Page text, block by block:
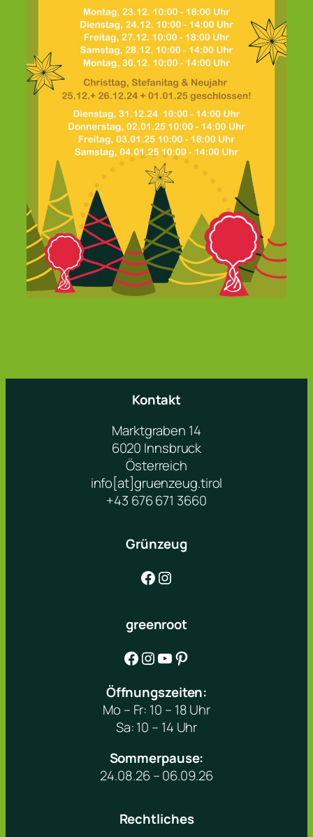
Kontakt
Marktgraben 14
6020 Innsbruck
Österreich
info[at]gruenzeug.tirol
+43 676 671 3660
Grünzeug
Facebook Instagram
greenroot
Facebook Instagram YouTube Pinterest
Öffnungszeiten:
Mo – Fr: 10 – 18 Uhr
Sa: 10 – 14 Uhr
Sommerpause:
24.08.26 – 06.09.26
Rechtliches